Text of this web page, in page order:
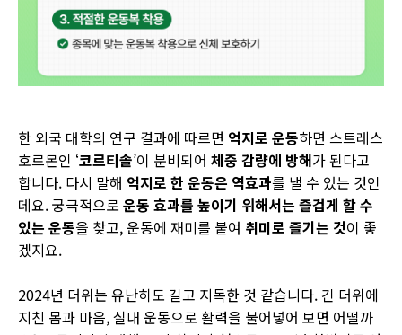
한 외국 대학의 연구 결과에 따르면 억지로 운동하면 스트레스
호르몬인 ‘코르티솔’이 분비되어 체중 감량에 방해가 된다고
합니다. 다시 말해 억지로 한 운동은 역효과를 낼 수 있는 것인
데요. 궁극적으로 운동 효과를 높이기 위해서는 즐겁게 할 수
있는 운동을 찾고, 운동에 재미를 붙여 취미로 즐기는 것이 좋
겠지요.
2024년 더위는 유난히도 길고 지독한 것 같습니다. 긴 더위에
지친 몸과 마음, 실내 운동으로 활력을 불어넣어 보면 어떨까